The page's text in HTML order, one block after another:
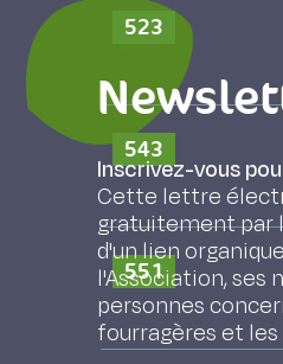
523
543 Le
Drieux T.
551
Carlier L.
Inscrivez-vous
Cette lettre
gratuitement par
d'un lien
l'Association,
personnes
fourragères et les